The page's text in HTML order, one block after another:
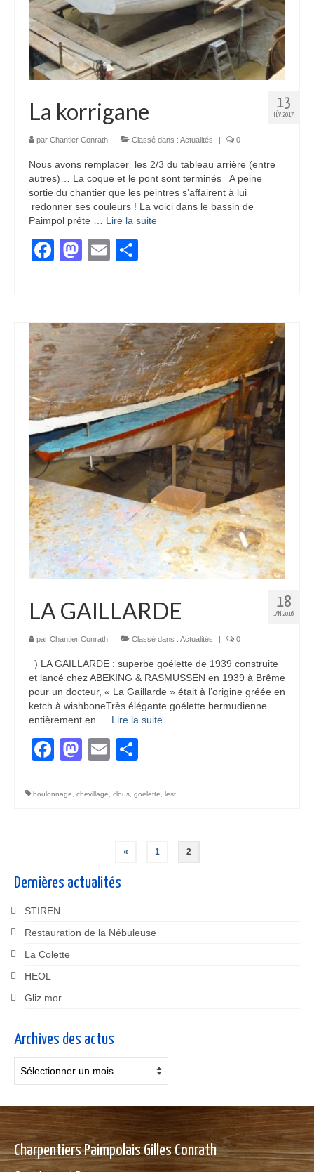
13
FÉV 2017
La korrigane
par Chantier Conrath | Classé dans : Actualités | 0
Nous avons remplacer les 2/3 du tableau arrière (entre
autres)… La coque et le pont sont terminés A peine
sortie du chantier que les peintres s’affairent à lui
redonner ses couleurs ! La voici dans le bassin de
Paimpol prête … Lire la suite­­
Facebook
Mastodon
Email
18
JAN 2016
LA GAILLARDE
par Chantier Conrath | Classé dans : Actualités | 0
) LA GAILLARDE : superbe goélette de 1939 construite
et lancé chez ABEKING & RASMUSSEN en 1939 à Brême
pour un docteur, « La Gaillarde » était à l’origine gréée en
ketch à wishboneTrès élégante goélette bermudienne
entièrement en … Lire la suite­­
Facebook
Mastodon
Email
boulonnage chevillage clous goelette lest
des
publications
« 1 2
Dernières actualités
STIREN
Restauration de la Nébuleuse
La Colette
HEOL
Gliz mor
Archives des actus
des
Charpentiers Paimpolais Gilles Conrath